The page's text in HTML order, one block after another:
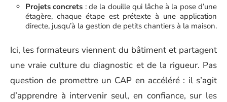
Projets concrets : de la douille qui lâche à la pose d’une
étagère, chaque étape est prétexte à une application
directe, jusqu’à la gestion de petits chantiers à la maison.
Ici, les formateurs viennent du bâtiment et partagent
une vraie culture du diagnostic et de la rigueur. Pas
question de promettre un CAP en accéléré : il s’agit
d’apprendre à intervenir seul, en confiance, sur les